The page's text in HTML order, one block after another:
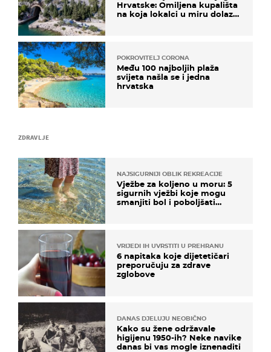
ZDRAVLJE
NAJSIGURNIJI OBLIK REKREACIJE
Vježbe za koljeno u moru: 5
sigurnih vježbi koje mogu
smanjiti bol i poboljšati
VRIJEDI IH UVRSTITI U PREHRANU
6 napitaka koje dijetetičari
preporučuju za zdrave
zglobove
DANAS DJELUJU NEOBIČNO
Kako su žene održavale
higijenu 1950-ih? Neke navike
danas bi vas mogle iznenaditi
Hrvatske: Omiljena kupališta
na koja lokalci u miru dolaze
POKROVITELJ CORONA
Među 100 najboljih plaža
svijeta našla se i jedna
hrvatska